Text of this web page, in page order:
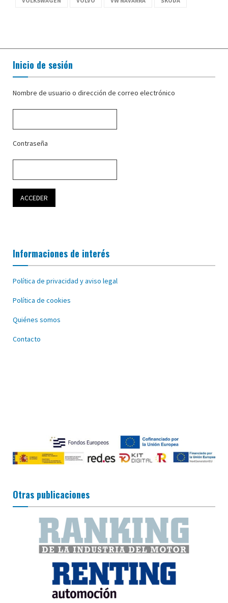
Inicio de sesión
Nombre de usuario o dirección de correo electrónico
Contraseña
Informaciones de interés
Política de privacidad y aviso legal
Política de cookies
Quiénes somos
Contacto
Otras publicaciones